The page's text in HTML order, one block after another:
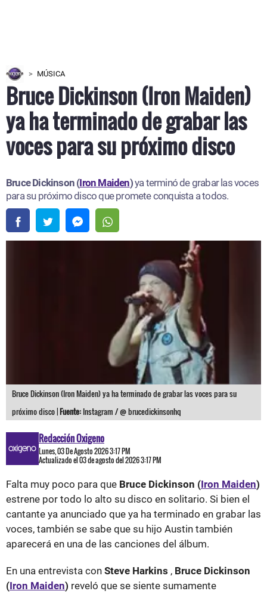
MÚSICA
Bruce Dickinson (Iron Maiden)
ya ha terminado de grabar las
voces para su próximo disco
Bruce Dickinson (Iron Maiden)ya terminó de grabar las voces
para su próximo disco que promete conquista a todos.
Bruce Dickinson (Iron Maiden) ya ha terminado de grabar las voces para su
próximo disco |Fuente: Instagram / @ brucedickinsonhq
Redacción Oxigeno
Lunes, 03 De Agosto 2026 3:17 PM
Actualizado el 03 de agosto del 2026 3:17 PM
Falta muy poco para que Bruce Dickinson (Iron Maiden)
estrene por todo lo alto su disco en solitario. Si bien el
cantante ya anunciado que ya ha terminado en grabar las
voces, también se sabe que su hijo Austin también
aparecerá en una de las canciones del álbum.
En una entrevista con Steve Harkins , Bruce Dickinson
(Iron Maiden) reveló que se siente sumamente